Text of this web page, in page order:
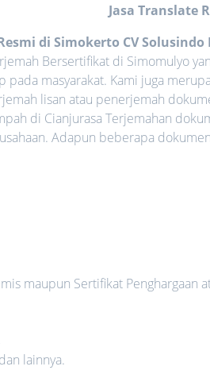
Jasa Translate
di Simokerto CV Solusindo
Bersertifikat di Simomulyo
pada masyarakat. Kami juga
lisan atau penerjemah
di Cianjurasa Terjemahan
Adapun beberapa
maupun Sertifikat Penghargaan
lainnya.